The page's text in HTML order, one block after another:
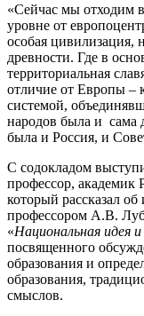
«Сейчас мы отходим
уровне от
особая цивилизация,
древности. Где в
территориальная
отличие от Европы –
системой,
народов была и сама
была и Россия, и
С содокладом
профессор, академик
который рассказал
профессором А.В.
«Национальная идея
посвященного
образования и
образования,
смыслов.